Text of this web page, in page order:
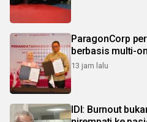
ParagonCorp
berbasis multi-
13 jam lalu
IDI: Burnout